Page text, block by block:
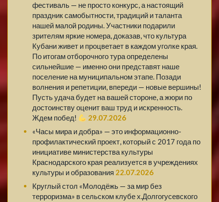
фестиваль — не просто конкурс, а настоящий
праздник самобытности, традиций и таланта
нашей малой родины. Участники подарили
зрителям яркие номера, доказав, что культура
Кубани живет и процветает в каждом уголке края.
По итогам отборочного тура определены
сильнейшие — именно они представят наше
поселение на муниципальном этапе. Позади
волнения и репетиции, впереди — новые вершины!
Пусть удача будет на вашей стороне, а жюри по
достоинству оценит ваш труд и искренность.
Ждем побед!
29.07.2026
«Часы мира и добра» — это информационно-
профилактический проект, который с 2017 года по
инициативе министерства культуры
Краснодарского края реализуется в учреждениях
культуры и образования 22.07.2026
Круглый стол «Молодёжь — за мир без
терроризма» в сельском клубе х.Долгогусевского